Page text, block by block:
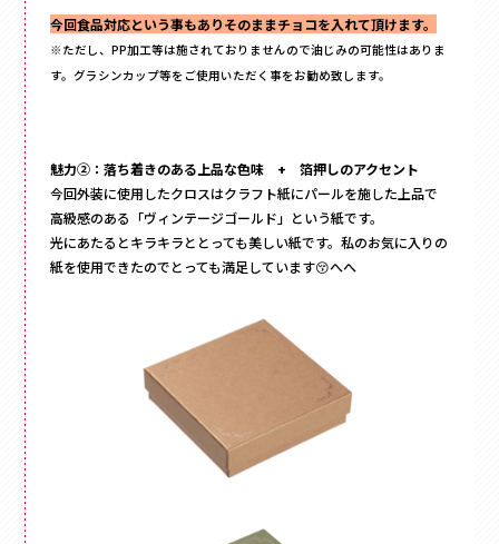
ペーパーバック
ポーチ
トムソンケース
今回食品対応という事もありそのままチョコを入れて頂けます。
※ただし、PP加工等は施されておりませんので油じみの可能性はありま
す。 グラシンカップ等をご使用いただく事をお勧め致します。
魅力②：落ち着きのある上品な色味 + 箔押しのアクセント
今回外装に使用したクロスはクラフト紙にパールを施した上品で
高級感のある「ヴィンテージゴールド」という紙です。
光にあたるとキラキラととっても美しい紙です。私のお気に入りの
紙を使用できたのでとっても満足しています😚へへ